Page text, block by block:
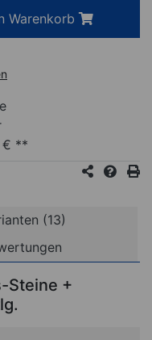
Warenkorb
€ **
(13)
Steine +